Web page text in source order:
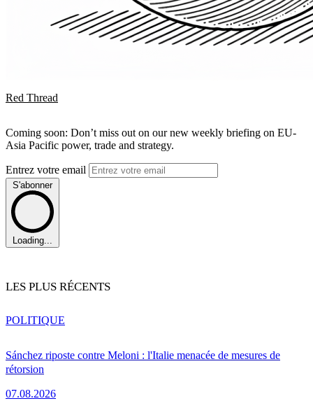
Red Thread
Coming soon: Don’t miss out on our new weekly briefing on EU-
Asia Pacific power, trade and strategy.
Entrez votre email
S'abonner
Loading...
LES PLUS RÉCENTS
Sánchez riposte contre Meloni : l'Italie menacée de mesures de
rétorsion
07.08.2026
POLITIQUE